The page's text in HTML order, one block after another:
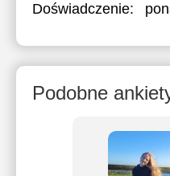
Doświadczenie:
Podobne